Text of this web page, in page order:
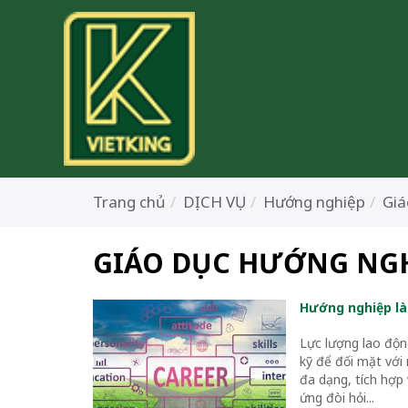
Trang chủ DỊCH VỤ Hướng nghiệp
GIÁO DỤC HƯỚNG
Hướng nghiệp
Lực lượng lao
kỹ để đối mặt với
đa dạng, tích hợp
ứng đòi hỏi...